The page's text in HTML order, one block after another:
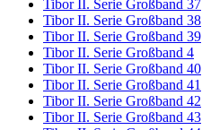
Tibor II. Serie Großband 37
Tibor II. Serie Großband 38
Tibor II. Serie Großband 39
Tibor II. Serie Großband 4
Tibor II. Serie Großband 40
Tibor II. Serie Großband 41
Tibor II. Serie Großband 42
Tibor II. Serie Großband 43